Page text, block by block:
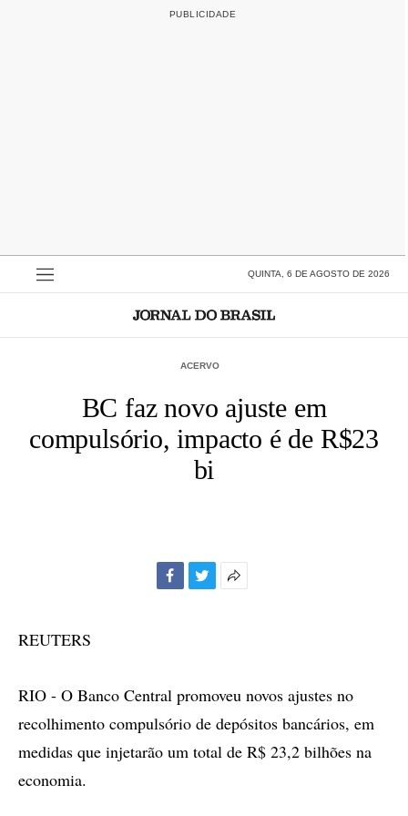
QUINTA, 6 DE AGOSTO DE 2026
ACERVO
BC faz novo ajuste em
compulsório, impacto é de R$23
bi
REUTERS
RIO - O Banco Central promoveu novos ajustes no
recolhimento compulsório de depósitos bancários, em
medidas que injetarão um total de R$ 23,2 bilhões na
economia.